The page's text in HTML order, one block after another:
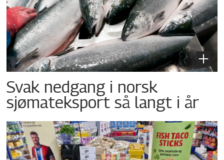
Svak nedgang i norsk
sjømateksport så langt i år